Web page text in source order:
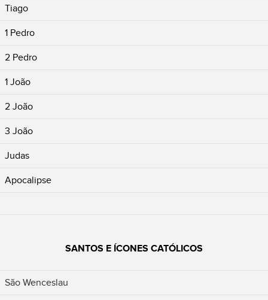
Tiago
1 Pedro
2 Pedro
1 João
2 João
3 João
Judas
Apocalipse
SANTOS E ÍCONES CATÓLICOS
São Wenceslau